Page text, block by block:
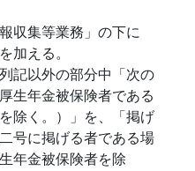
収集等業務」の下に
加える。
記以外の部分中「次の
生年金被保険者である
除く。）」を、「掲げ
号に掲げる者である場
年金被保険者を除